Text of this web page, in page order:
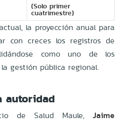
(Solo primer
cuatrimestre)
la proyección anual para
con creces los registros de
como uno de los
gestión pública regional.
autoridad
de Salud Maule, Jaime